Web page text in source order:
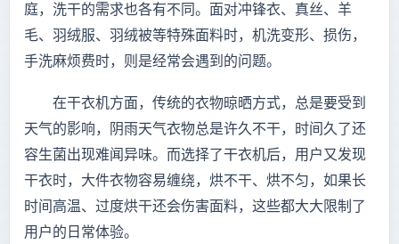
庭，洗干的需求也各有不同。面对冲锋衣、真丝、羊
毛、羽绒服、羽绒被等特殊面料时，机洗变形、损伤，
手洗麻烦费时，则是经常会遇到的问题。
在干衣机方面，传统的衣物晾晒方式，总是要受到
天气的影响，阴雨天气衣物总是许久不干，时间久了还
容生菌出现难闻异味。而选择了干衣机后，用户又发现
干衣时，大件衣物容易缠绕，烘不干、烘不匀，如果长
时间高温、过度烘干还会伤害面料，这些都大大限制了
用户的日常体验。